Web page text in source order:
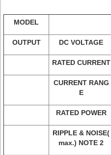
MODEL
OUTPUT DC VOLTAGE
RATED CURRENT
CURRENT RANG
E
RATED POWER
RIPPLE & NOISE(
max.) NOTE 2